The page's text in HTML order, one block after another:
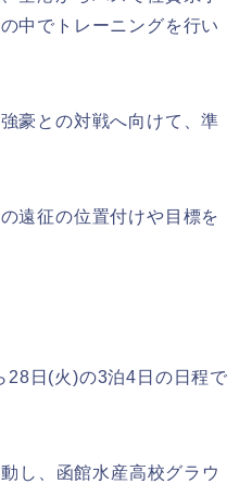
中でトレーニングを行い
豪との対戦へ向けて、準
遠征の位置付けや目標を
28日(火)の3泊4日の日程で
し、函館水産高校グラウ